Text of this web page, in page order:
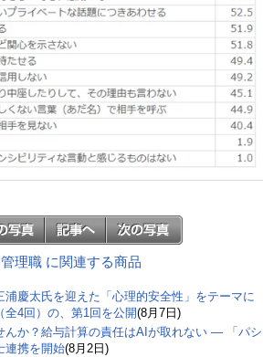
理職 に関連する商品
浦慶太氏を迎えた「心理的安全性」をテーマに
全4回）の、第1回を公開(8月7日)
んか？給与計算の責任はAIが取れない ― 「パシ
連携を開始(8月2日)